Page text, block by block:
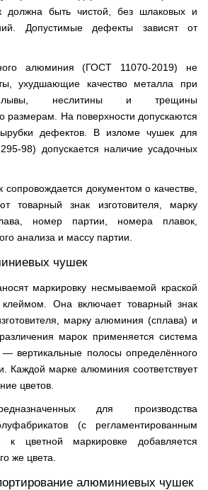
должна быть чистой, без шлаковых и
Допустимые дефекты зависят от
алюминия (ГОСТ 11070-2019) не
ухудшающие качество металла при
неслитины и трещины
размерам. На поверхности допускаются
дефектов. В изломе чушек для
98) допускается наличие усадочных
документом о качестве,
товарный знак изготовителя, марку
номер партии, номера плавок,
анализа и массу партии.
чушек
маркировку несмываемой краской
Она включает товарный знак
марку алюминия (сплава) и
марок применяется система
— вертикальные полосы определённого
Каждой марке алюминия соответствует
цветов.
для производства
(с регламентированным
к цветной маркировке добавляется
же цвета.
алюминиевых чушек